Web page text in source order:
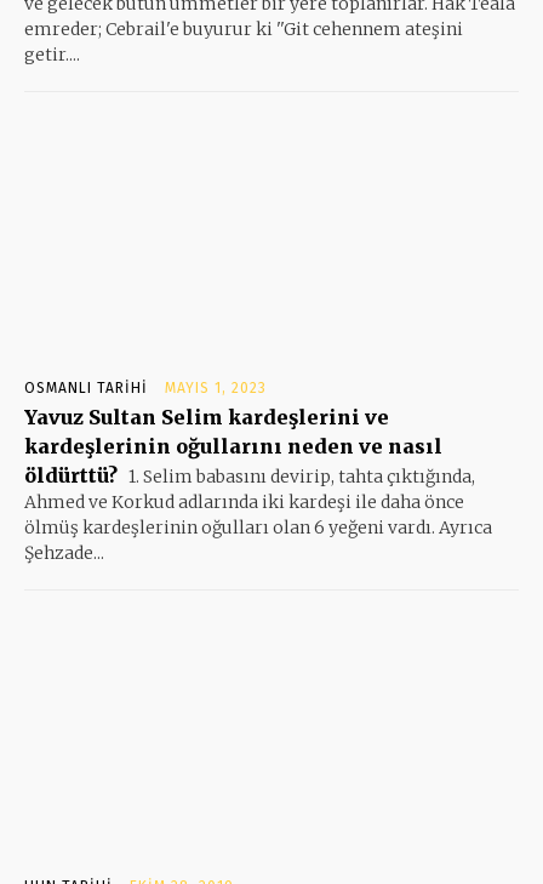
emreder; Cebrail'e buyurur ki ''Git cehennem ateşini
getir....
OSMANLI TARIHI MAYIS 1, 2023
Yavuz Sultan Selim kardeşlerini ve
kardeşlerinin oğullarını neden ve nasıl
öldürttü? 1. Selim babasını devirip, tahta çıktığında,
Ahmed ve Korkud adlarında iki kardeşi ile daha önce
ölmüş kardeşlerinin oğulları olan 6 yeğeni vardı. Ayrıca
Şehzade...